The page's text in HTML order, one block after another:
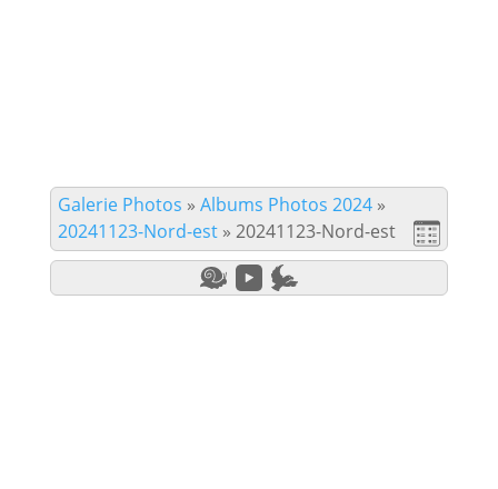
Galerie Photos » Albums Photos 2024»
20241123-Nord-est» 20241123-Nord-est